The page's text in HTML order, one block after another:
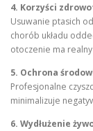
4. Korzyści
Usuwanie ptasich
chorób układu
otoczenie ma realny
5. Ochrona
Profesjonalne
minimalizuje
6. Wydłużenie